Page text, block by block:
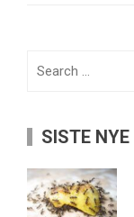
SISTE NYE